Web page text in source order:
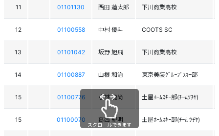
11 01101130 西田 蓮太郎 下川商業高校
12 01100558 中村 優斗 COOTS SC
13 01101042 坂野 旭飛 下川商業高校
14 01100887 山根 和治 東京美装ｸﾞﾙｰﾌﾟｽｷｰ部
15 01100776 小林 龍尚 土屋ﾎｰﾑｽｷｰ部(ﾁｰﾑﾂﾁﾔ)
15 01100070 葛西 紀明 土屋ﾎｰﾑｽｷｰ部(ﾁｰﾑ ﾂﾁﾔ)
スクロールできます